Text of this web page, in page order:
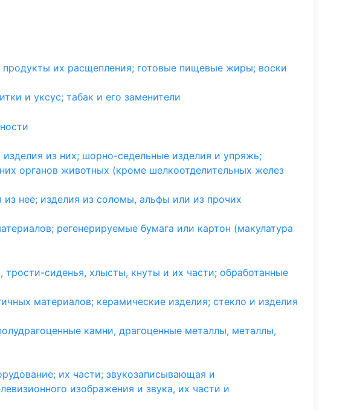
их расщепления; готовые пищевые жиры; воски
и уксус; табак и его заменители
из них; шорно-седельные изделия и упряжь;
органов животных (кроме шелкоотделительных желез
нее; изделия из соломы, альфы или из прочих
регенерируемые бумага или картон (макулатура
сиденья, хлысты, кнуты и их части; обработанные
материалов; керамические изделия; стекло и изделия
камни, драгоценные металлы, металлы,
их части; звукозаписывающая и
изображения и звука, их части и